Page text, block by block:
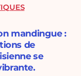
mandingue :
de
se